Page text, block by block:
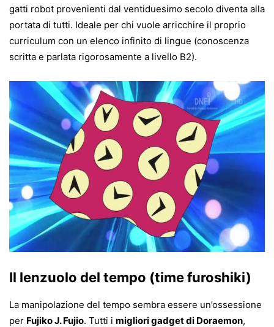
gatti robot provenienti dal ventiduesimo secolo diventa alla
portata di tutti. Ideale per chi vuole arricchire il proprio
curriculum con un elenco infinito di lingue (conoscenza
scritta e parlata rigorosamente a livello B2).
Il lenzuolo del tempo (time furoshiki)
La manipolazione del tempo sembra essere un’ossessione
per Fujiko J. Fujio. Tutti i migliori gadget di Doraemon,